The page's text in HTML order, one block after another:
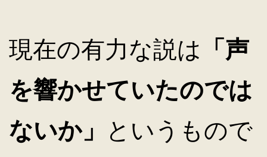
現在の有力な説は
「声
を響かせていたのでは
ないか」
というもので